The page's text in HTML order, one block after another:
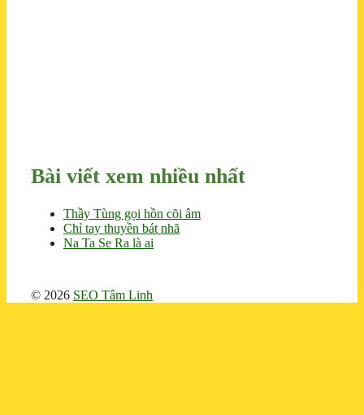
Bài viết xem nhiều nhất
Thầy Tùng gọi hồn cõi âm
Chỉ tay thuyền bát nhã
Na Ta Se Ra là ai
© 2026 SEO Tâm Linh